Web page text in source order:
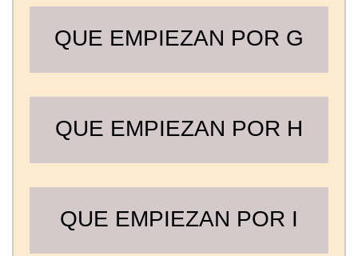
QUE EMPIEZAN POR G
QUE EMPIEZAN POR H
QUE EMPIEZAN POR I